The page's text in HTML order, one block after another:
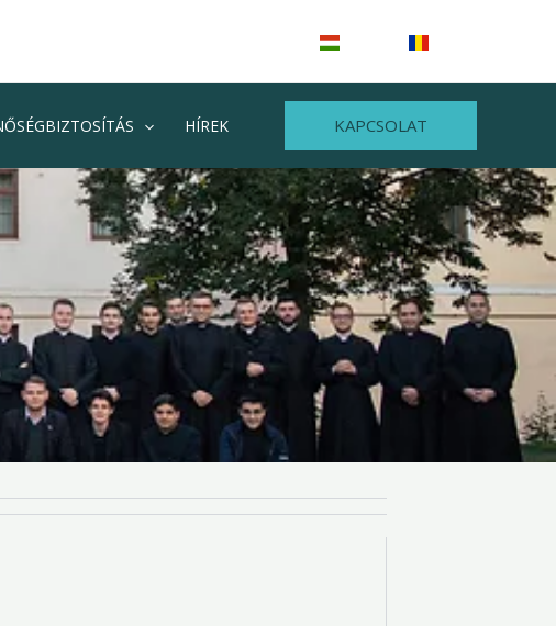
HÍREK KAPCSOLAT